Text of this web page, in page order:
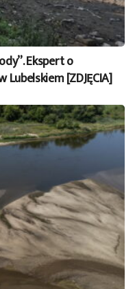
Ekspert o
[ZDJĘCIA]